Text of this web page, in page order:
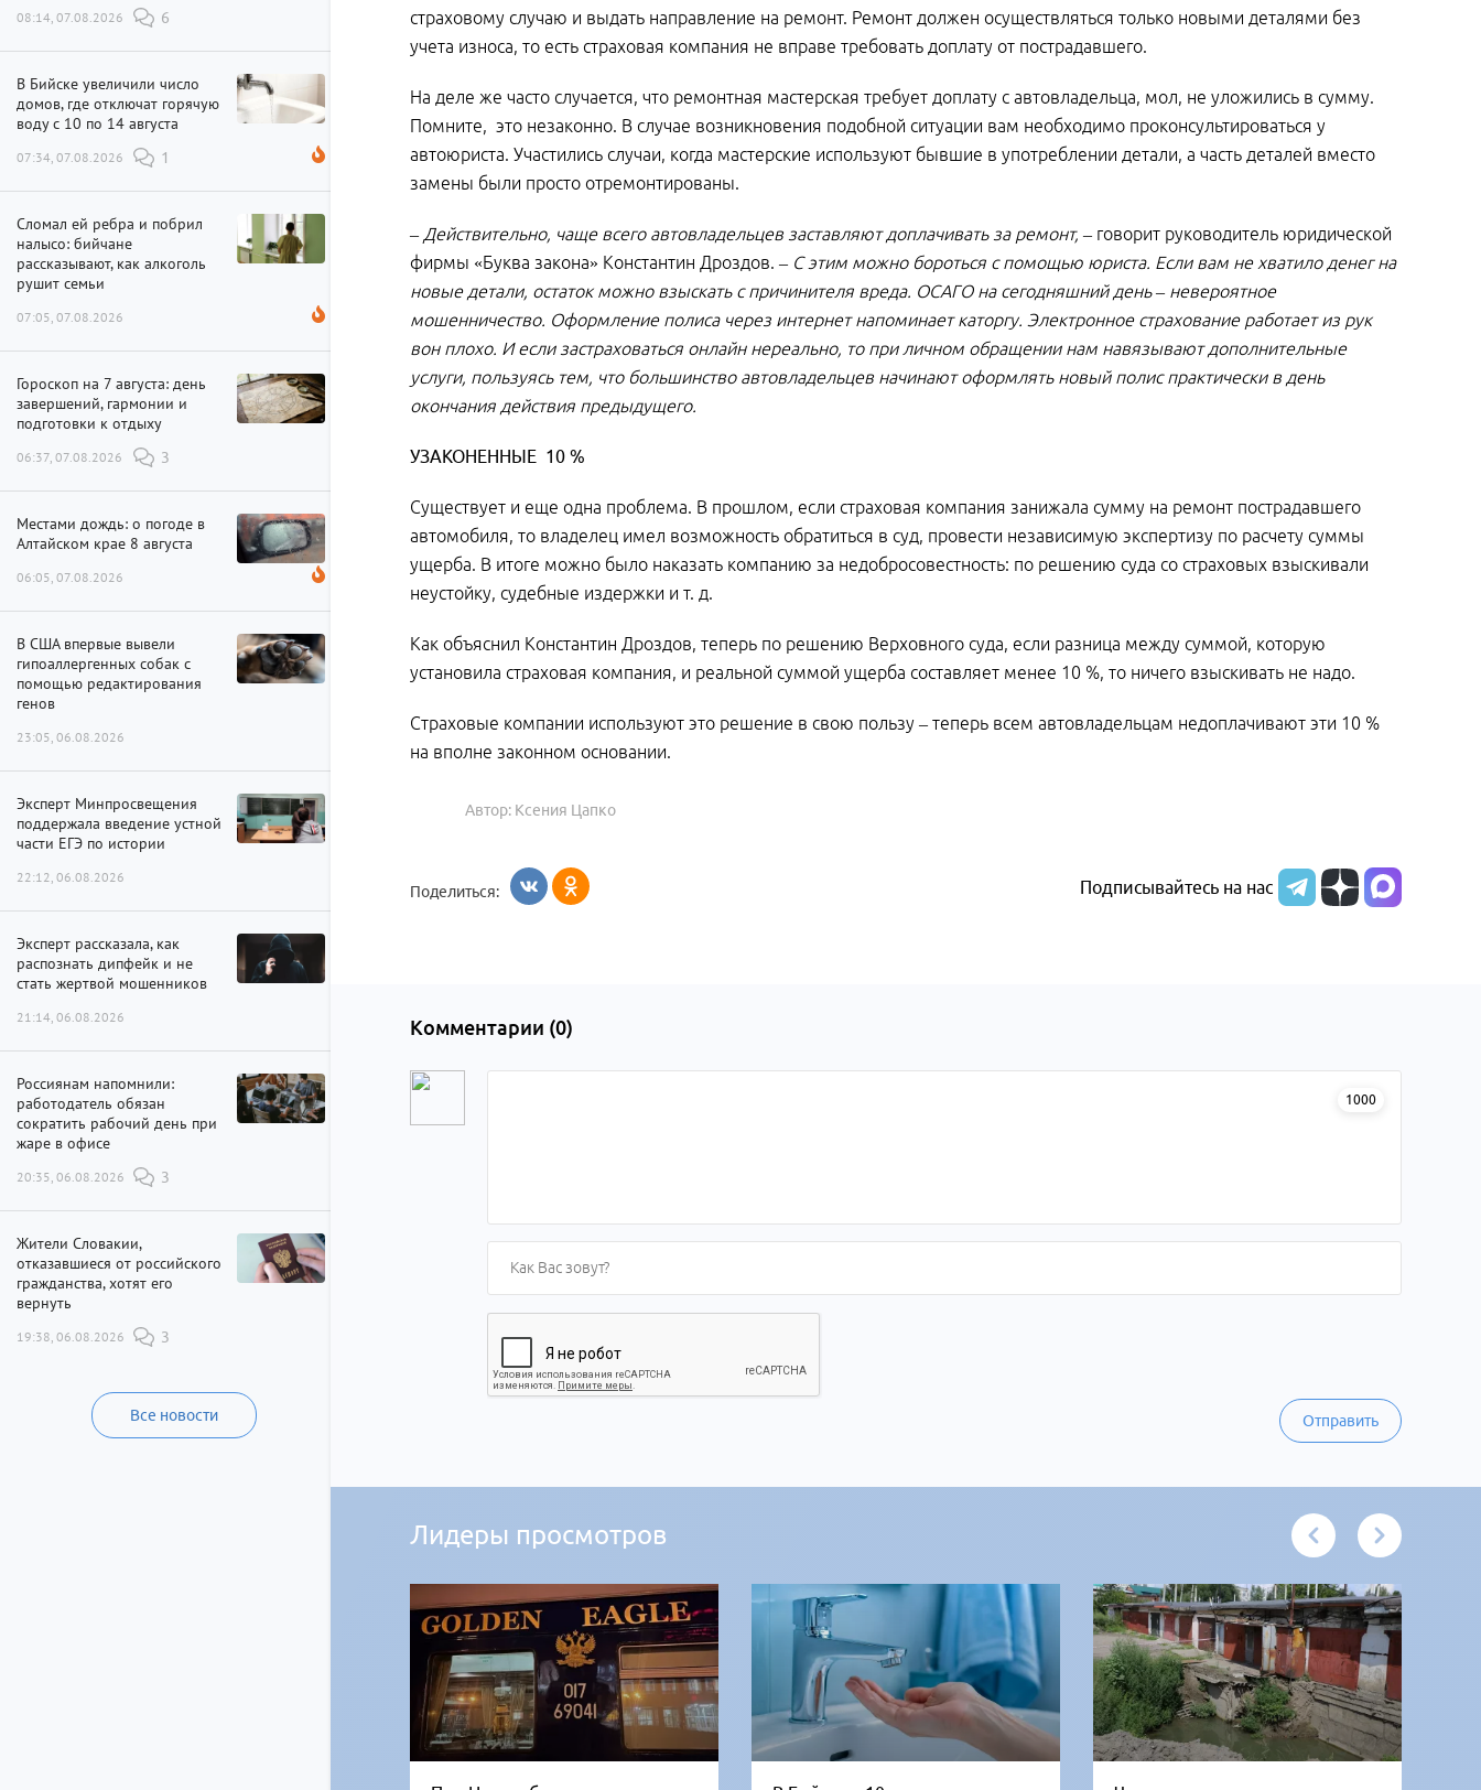
08:14, 07.08.2026 6
В Бийске увеличили число
домов, где отключат горячую
воду с 10 по 14 августа
07:34, 07.08.2026 1
Сломал ей ребра и побрил
налысо: бийчане
рассказывают, как алкоголь
рушит семьи
07:05, 07.08.2026
Гороскоп на 7 августа: день
завершений, гармонии и
подготовки к отдыху
06:37, 07.08.2026 3
Местами дождь: о погоде в
Алтайском крае 8 августа
06:05, 07.08.2026
В США впервые вывели
гипоаллергенных собак с
помощью редактирования
генов
23:05, 06.08.2026
Эксперт Минпросвещения
поддержала введение устной
части ЕГЭ по истории
22:12, 06.08.2026
Эксперт рассказала, как
распознать дипфейк и не
стать жертвой мошенников
21:14, 06.08.2026
Россиянам напомнили:
работодатель обязан
сократить рабочий день при
жаре в офисе
20:35, 06.08.2026 3
Жители Словакии,
отказавшиеся от российского
гражданства, хотят его
вернуть
19:38, 06.08.2026 3
Все новости
страховому случаю и выдать направление на ремонт. Ремонт должен осуществляться только новыми деталями без
учета износа, то есть страховая компания не вправе требовать доплату от пострадавшего.
На деле же часто случается, что ремонтная мастерская требует доплату с автовладельца, мол, не уложились в сумму.
Помните, это незаконно. В случае возникновения подобной ситуации вам необходимо проконсультироваться у
автоюриста. Участились случаи, когда мастерские используют бывшие в употреблении детали, а часть деталей вместо
замены были просто отремонтированы.
– Действительно, чаще всего автовладельцев заставляют доплачивать за ремонт, – говорит руководитель юридической
фирмы «Буква закона» Константин Дроздов. – С этим можно бороться с помощью юриста. Если вам не хватило денег на
новые детали, остаток можно взыскать с причинителя вреда. ОСАГО на сегодняшний день – невероятное
мошенничество. Оформление полиса через интернет напоминает каторгу. Электронное страхование работает из рук
вон плохо. И если застраховаться онлайн нереально, то при личном обращении нам навязывают дополнительные
услуги, пользуясь тем, что большинство автовладельцев начинают оформлять новый полис практически в день
окончания действия предыдущего.
УЗАКОНЕННЫЕ 10 %
Существует и еще одна проблема. В прошлом, если страховая компания занижала сумму на ремонт пострадавшего
автомобиля, то владелец имел возможность обратиться в суд, провести независимую экспертизу по расчету суммы
ущерба. В итоге можно было наказать компанию за недобросовестность: по решению суда со страховых взыскивали
неустойку, судебные издержки и т. д.
Как объяснил Константин Дроздов, теперь по решению Верховного суда, если разница между суммой, которую
установила страховая компания, и реальной суммой ущерба составляет менее 10 %, то ничего взыскивать не надо.
Страховые компании используют это решение в свою пользу – теперь всем автовладельцам недоплачивают эти 10 %
на вполне законном основании.
Автор: Ксения Цапко
Поделиться: Подписывайтесь на нас
Комментарии (0)
1000
Отправить
Лидеры просмотров